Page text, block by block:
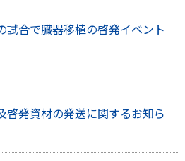
試合で臓器移植の啓発イベント
啓発資材の発送に関するお知ら